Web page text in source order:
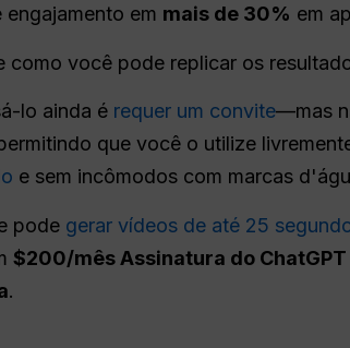
em mais de 30% em
como você pode replicar os
lo ainda é requer um convite—mas
que você o utilize
e sem incômodos com marcas
pode gerar vídeos de até 25
$200/mês Assinatura do ChatGPT
.